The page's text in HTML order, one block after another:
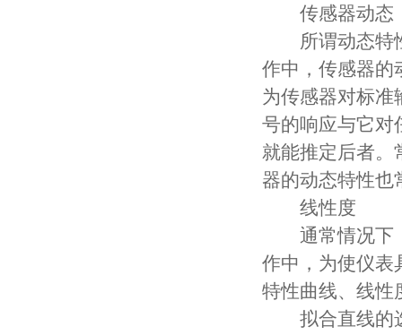
传感器动态
所谓动态特性
作中，传感器的
为传感器对标准
号的响应与它对
就能推定后者。
器的动态特性也
线性度
通常情况下，
作中，为使仪表
特性曲线、线性
拟合直线的选